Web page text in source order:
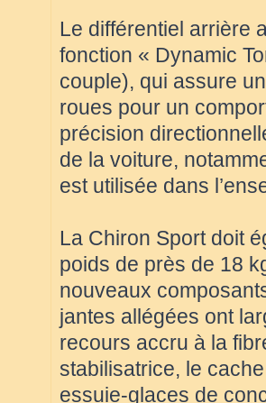
Le différentiel arrière
fonction « Dynamic
couple), qui assure
roues pour un
précision
de la voiture,
est utilisée dans
La Chiron Sport doit
poids de près de 18
nouveaux
jantes allégées ont
recours accru à la
stabilisatrice, le
essuie-glaces de